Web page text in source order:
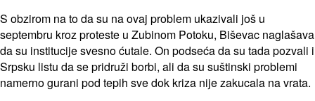
S obzirom na to da su na ovaj problem ukazivali još u
septembru kroz proteste u Zubinom Potoku, Biševac naglašava
da su institucije svesno ćutale. On podseća da su tada pozvali i
Srpsku listu da se pridruži borbi, ali da su suštinski problemi
namerno gurani pod tepih sve dok kriza nije zakucala na vrata.